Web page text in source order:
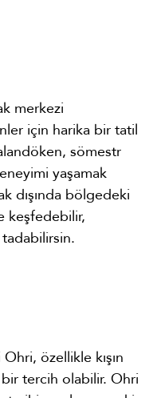
merkezi
için harika bir tatil
sömestr
yaşamak
dışında bölgedeki
keşfedebilir,
özellikle kışın
tercih olabilir. Ohri